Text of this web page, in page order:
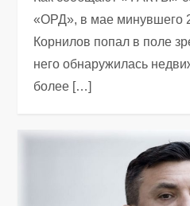
«ОРД», в мае минувшего
Корнилов попал в поле
него обнаружилась
более […]